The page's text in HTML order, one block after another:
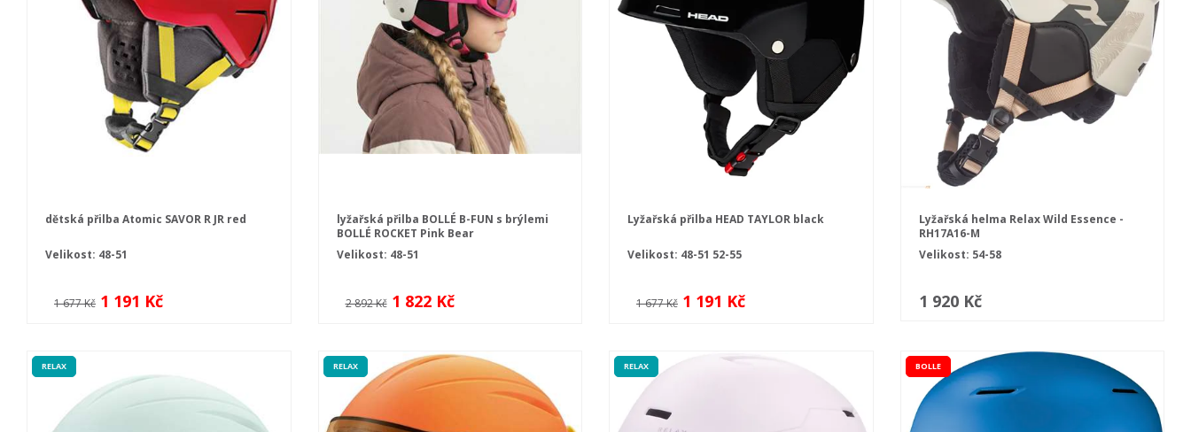
dětská přilba Atomic SAVOR R JR red
Velikost: 48-51
1 677 Kč 1 191 Kč
lyžařská přilba BOLLÉ B-FUN s brýlemi
BOLLÉ ROCKET Pink Bear
Velikost: 48-51
2 892 Kč 1 822 Kč
Lyžařská přilba HEAD TAYLOR black
Velikost: 48-51 52-55
1 677 Kč 1 191 Kč
Lyžařská helma Relax Wild Essence -
RH17A16-M
Velikost: 54-58
1 920 Kč
RELAX RELAX RELAX BOLLE